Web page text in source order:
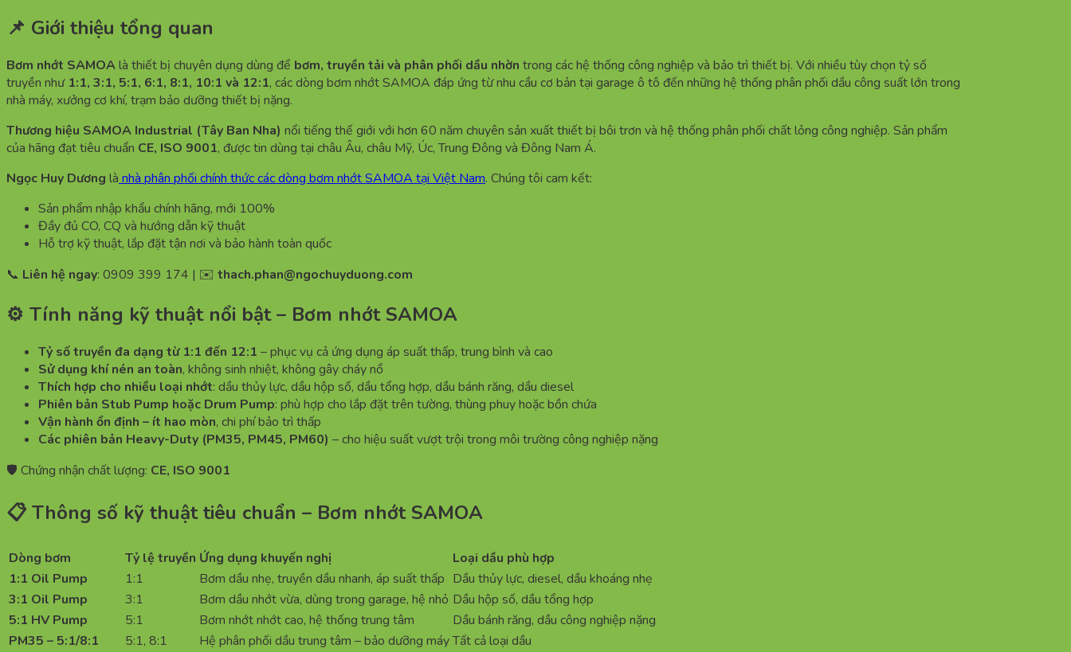
📌 Giới thiệu tổng quan
Bơm nhớt SAMOAlà thiết bị chuyên dụng dùng để bơm, truyền tải và phân phối dầu nhờn trong các hệ thống công nghiệp và bảo trì thiết bị. Với nhiều tùy chọn tỷ số
truyền như 1:1, 3:1, 5:1, 6:1, 8:1, 10:1 và 12:1, các dòng bơm nhớt SAMOA đáp ứng từ nhu cầu cơ bản tại garage ô tô đến những hệ thống phân phối dầu công suất lớn trong
nhà máy, xưởng cơ khí, trạm bảo dưỡng thiết bị nặng.
Thương hiệu SAMOA Industrial (Tây Ban Nha) nổi tiếng thế giới với hơn 60 năm chuyên sản xuất thiết bị bôi trơn và hệ thống phân phối chất lỏng công nghiệp. Sản phẩm
của hãng đạt tiêu chuẩn CE, ISO 9001, được tin dùng tại châu Âu, châu Mỹ, Úc, Trung Đông và Đông Nam Á.
Ngọc Huy Dương là nhà phân phối chính thức các dòng bơm nhớt SAMOA tại Việt Nam. Chúng tôi cam kết:
Sản phẩm nhập khẩu chính hãng, mới 100%
Đầy đủ CO, CQ và hướng dẫn kỹ thuật
Hỗ trợ kỹ thuật, lắp đặt tận nơi và bảo hành toàn quốc
📞 Liên hệ ngay: 0909 399 174 | ✉️ thach.phan@ngochuyduong.com
⚙️ Tính năng kỹ thuật nổi bật – Bơm nhớt SAMOA
Tỷ số truyền đa dạng từ 1:1 đến 12:1 – phục vụ cả ứng dụng áp suất thấp, trung bình và cao
Sử dụng khí nén an toàn, không sinh nhiệt, không gây cháy nổ
Thích hợp cho nhiều loại nhớt: dầu thủy lực, dầu hộp số, dầu tổng hợp, dầu bánh răng, dầu diesel
Phiên bản Stub Pump hoặc Drum Pump: phù hợp cho lắp đặt trên tường, thùng phuy hoặc bồn chứa
Vận hành ổn định – ít hao mòn, chi phí bảo trì thấp
Các phiên bản Heavy-Duty (PM35, PM45, PM60) – cho hiệu suất vượt trội trong môi trường công nghiệp nặng
🛡️ Chứng nhận chất lượng: CE, ISO 9001
📋 Thông số kỹ thuật tiêu chuẩn – Bơm nhớt SAMOA
Dòng bơm Tỷ lệ truyền Ứng dụng khuyến nghị
Loại dầu phù hợp
1:1 Oil Pump
1:1 Bơm dầu nhẹ, truyền dầu nhanh, áp suất thấp Dầu thủy lực, diesel, dầu khoáng nhẹ
3:1 Oil Pump
3:1 Bơm dầu nhớt vừa, dùng trong garage, hệ nhỏ Dầu hộp số, dầu tổng hợp
5:1 HV Pump
5:1 Bơm nhớt nhớt cao, hệ thống trung tâm
Dầu bánh răng, dầu công nghiệp nặng
PM35 – 5:1/8:1
5:1, 8:1 Hệ phân phối dầu trung tâm – bảo dưỡng máyTất cả loại dầu